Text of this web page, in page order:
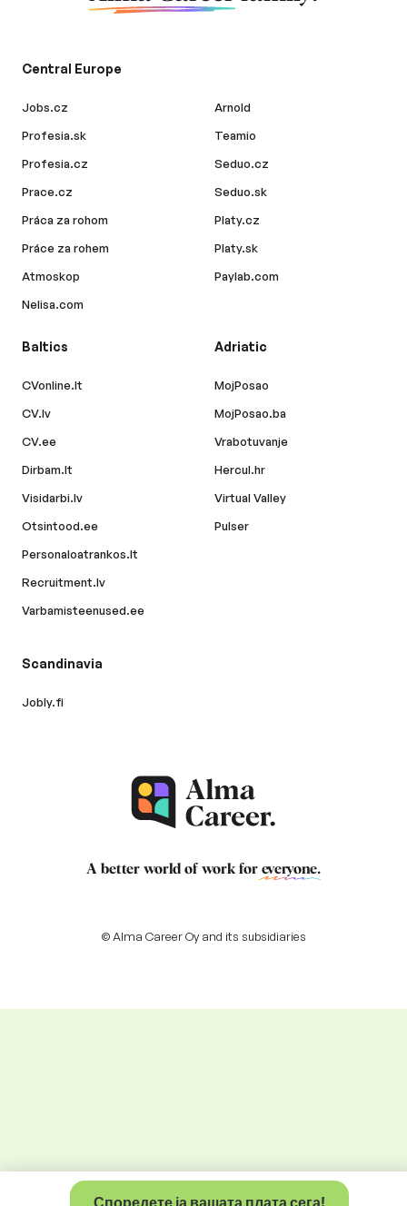
Споредете ја вашата плата сега!
Central Europe
Jobs.cz
Profesia.sk
Profesia.cz
Prace.cz
Práca za rohom
Práce za rohem
Atmoskop
Nelisa.com
Arnold
Teamio
Seduo.cz
Seduo.sk
Platy.cz
Platy.sk
Paylab.com
Baltics
CVonline.lt
CV.lv
CV.ee
Dirbam.lt
Visidarbi.lv
Otsintood.ee
Personaloatrankos.lt
Recruitment.lv
Varbamisteenused.ee
Adriatic
MojPosao
MojPosao.ba
Vrabotuvanje
Hercul.hr
Virtual Valley
Pulser
Scandinavia
Jobly.fi
A better world of work for everyone.
© Alma Career Oy and its subsidiaries